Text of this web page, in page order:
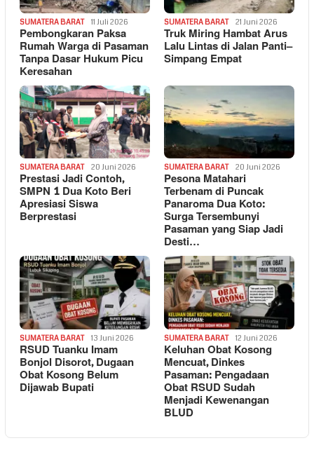
SUMATERA BARAT 11 Juli 2026
Pembongkaran Paksa
Rumah Warga di Pasaman
Tanpa Dasar Hukum Picu
Keresahan
SUMATERA BARAT 21 Juni 2026
Truk Miring Hambat Arus
Lalu Lintas di Jalan Panti–
Simpang Empat
SUMATERA BARAT 20 Juni 2026
Prestasi Jadi Contoh,
SMPN 1 Dua Koto Beri
Apresiasi Siswa
Berprestasi
SUMATERA BARAT 20 Juni 2026
Pesona Matahari
Terbenam di Puncak
Panaroma Dua Koto:
Surga Tersembunyi
Pasaman yang Siap Jadi
Desti…
SUMATERA BARAT 13 Juni 2026
RSUD Tuanku Imam
Bonjol Disorot, Dugaan
Obat Kosong Belum
Dijawab Bupati
SUMATERA BARAT 12 Juni 2026
Keluhan Obat Kosong
Mencuat, Dinkes
Pasaman: Pengadaan
Obat RSUD Sudah
Menjadi Kewenangan
BLUD